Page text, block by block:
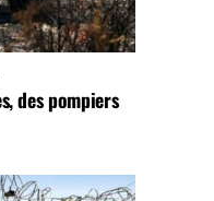
des pompiers